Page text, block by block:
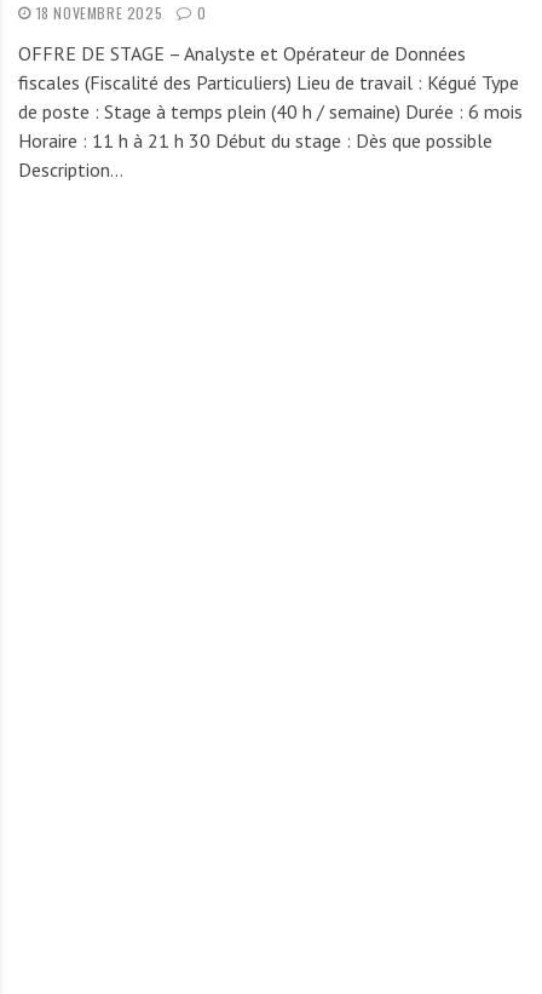
18 NOVEMBRE 2025 0
OFFRE DE STAGE – Analyste et Opérateur de Données
fiscales (Fiscalité des Particuliers) Lieu de travail : Kégué Type
de poste : Stage à temps plein (40 h / semaine) Durée : 6 mois
Horaire : 11 h à 21 h 30 Début du stage : Dès que possible
Description…